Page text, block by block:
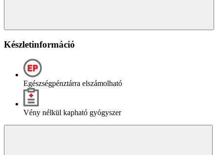
Készletinformáció
Egészségpénztárra elszámolható
Vény nélkül kapható gyógyszer